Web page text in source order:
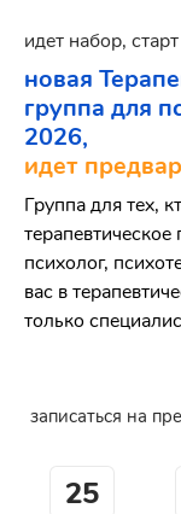
идет набор,
новая
группа для
2026,
идет
Группа для тех,
психолог,
вас в
только
записаться на
25